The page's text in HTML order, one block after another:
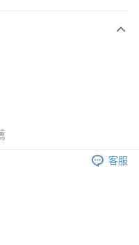
天到店，7天內取。逾期後
客服